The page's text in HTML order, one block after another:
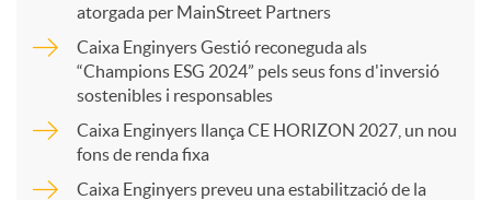
r
atorgada per MainStreet Partners
Caixa Enginyers Gestió reconeguda als
“Champions ESG 2024” pels seus fons d'inversió
sostenibles i responsables
Caixa Enginyers llança CE HORIZON 2027, un nou
fons de renda fixa
Caixa Enginyers preveu una estabilització de la